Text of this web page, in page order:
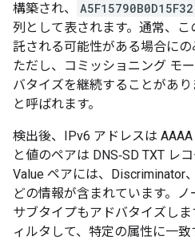
構築され、
列として表されます。通常、
託される可能性がある場合にの
ただし、コミッショニング モ
バタイズを継続することがあ
と呼ばれます。
検出後、IPv6 アドレスは
と値のペアは DNS‑SD TXT レ
Value ペアには、Discriminator
どの情報が含まれています。
サブタイプもアドバタイズし
ィルタして、特定の属性に一